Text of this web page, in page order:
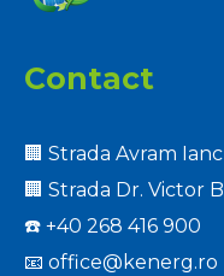
Contact
🏢 Strada Avram
🏢 Strada Dr. Victor
☎️ +40 268 416 900
📧 office@kenerg.ro